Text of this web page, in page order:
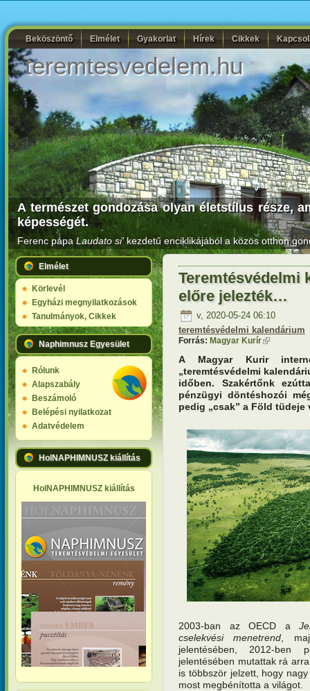
Beköszöntő Elmélet Gyakorlat Hírek Cikkek
teremtesvedelem.hu
A természet gondozása olyan életstílus része,
képességét.
Ferenc pápaLaudato si'kezdetű enciklikájából a közös otthon
Elmélet
Körlevél
Egyházi megnyilatkozások
Tanulmányok, Cikkek
Naphimnusz Egyesület
Rólunk
Alapszabály
Beszámoló
Belépési nyilatkozat
Adatvédelem
HolNAPHIMNUSZ kiállítás
HolNAPHIMNUSZ kiállítás
Teremtésvédelmi
előre jelezték…
v, 2020-05-24 06:10
teremtésvédelmi kalendárium
Forrás: Magyar Kurír(külső
A Magyar Kurir
„teremtésvédelmi
időben. Szakértőnk
pénzügyi döntéshozói
pedig „csak” a Föld tüdeje
2003-ban az OECD a
cselekvési menetrend ,
jelentésében, 2012-ben
jelentésében mutattak rá
is többször jelzett, hogy
most megbénította a világot.